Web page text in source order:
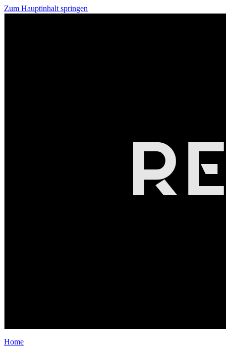
Zum Hauptinhalt springen
Home